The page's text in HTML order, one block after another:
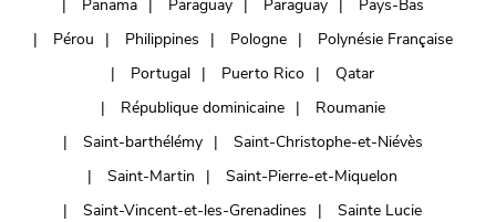
Panama
Paraguay Paraguay
Pays-Bas
Pérou
Philippines Pologne
Polynésie Française
Portugal
Puerto Rico
Qatar
République dominicaine
Roumanie
Saint-barthélémy
Saint-Christophe-et-Niévès
Saint-Martin
Saint-Pierre-et-Miquelon
Saint-Vincent-et-les-Grenadines
Sainte Lucie